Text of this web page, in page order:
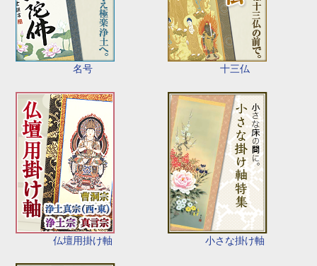
名号 十三仏
仏壇用掛け軸 小さな掛け軸